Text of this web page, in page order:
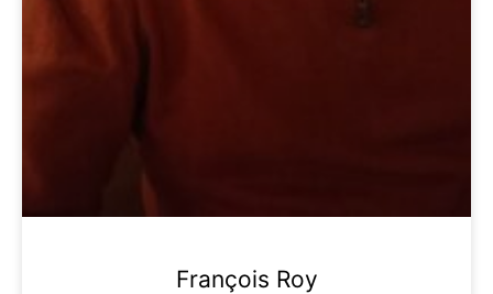
François Roy